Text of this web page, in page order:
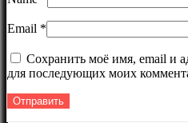
Email *
Сохранить моё имя, email и
для последующих моих